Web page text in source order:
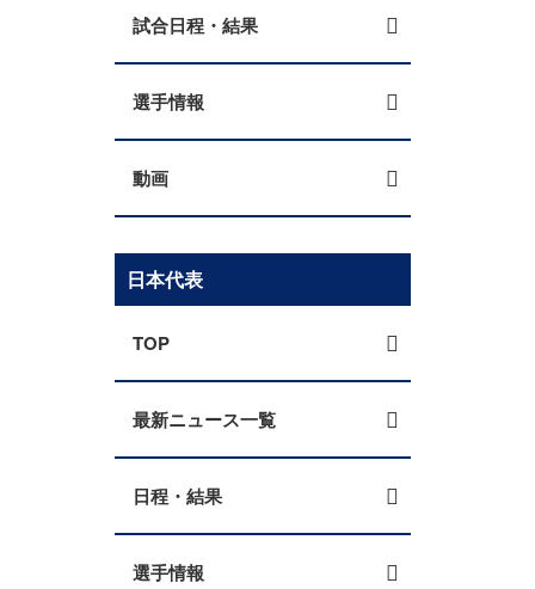
試合日程・結果
選手情報
動画
日本代表
TOP
最新ニュース一覧
日程・結果
選手情報